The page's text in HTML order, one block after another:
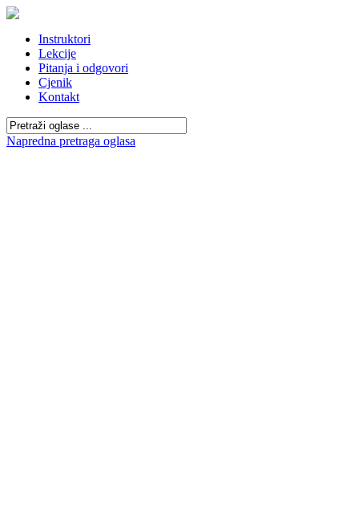
Instruktori
Lekcije
Pitanja i odgovori
Cjenik
Kontakt
Napredna pretraga oglasa